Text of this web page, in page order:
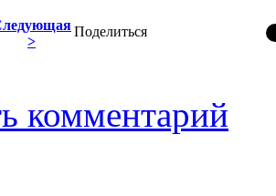
Поделиться
>
комментарий